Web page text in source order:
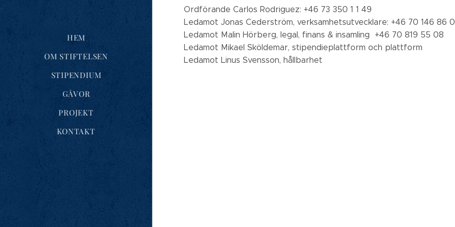
HEM
OM STIFTELSEN
STIPENDIUM
GÅVOR
PROJEKT
KONTAKT
Ordförande Carlos Rodriguez: +46 73 350 1 1 49
Ledamot Jonas Cederström, verksamhetsutvecklare: +46 70 146 86
Ledamot Malin Hörberg, legal, finans & insamling ‭ +46 70 819 55 08‬
Ledamot Mikael Sköldemar, stipendieplattform och plattform
Ledamot Linus Svensson, hållbarhet